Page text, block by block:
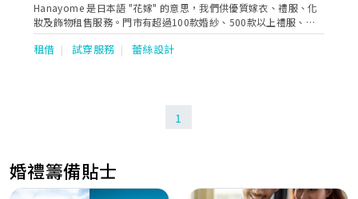
Hanayome 是日本語 "花嫁" 的意思，我們供優質嫁衣、禮服、化
妝及飾物租售服務。門市有超過100款婚紗、500款以上禮服、
1000款以上飾物供新娘子配搭及挑選，務求令你在重要日子美麗難
忘。 款式眾多，未能盡錄，歡迎前來參觀選售，挑選你最心愛的款
租借 試穿服務 蕾絲設計
1
婚禮籌備貼士